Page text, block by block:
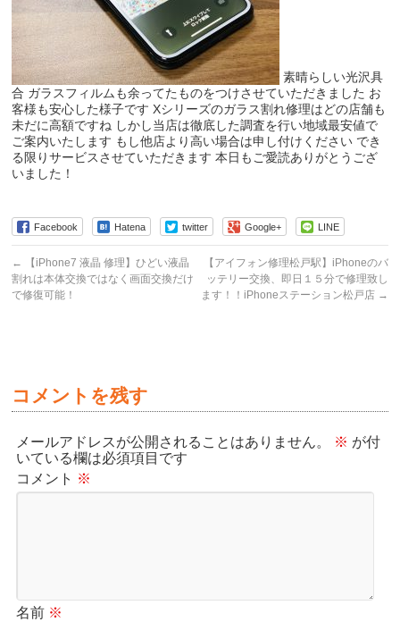
素晴らしい光沢具
合 ガラスフィルムも余ってたものをつけさせていただきました お
客様も安心した様子です Xシリーズのガラス割れ修理はどの店舗も
未だに高額ですね しかし当店は徹底した調査を行い地域最安値で
ご案内いたします もし他店より高い場合は申し付けください でき
る限りサービスさせていただきます 本日もご愛読ありがとうござ
いました！
Facebook Hatena twitter Google+ LINE
←
【iPhone7 液晶 修理】ひどい液晶
割れは本体交換ではなく画面交換だけ
で修復可能！
【アイフォン修理松戸駅】iPhoneのバ
ッテリー交換、即日１５分で修理致し
ます！！iPhoneステーション松戸店 →
コメントを残す
メールアドレスが公開されることはありません。 ※ が付
いている欄は必須項目です
コメント ※
名前 ※